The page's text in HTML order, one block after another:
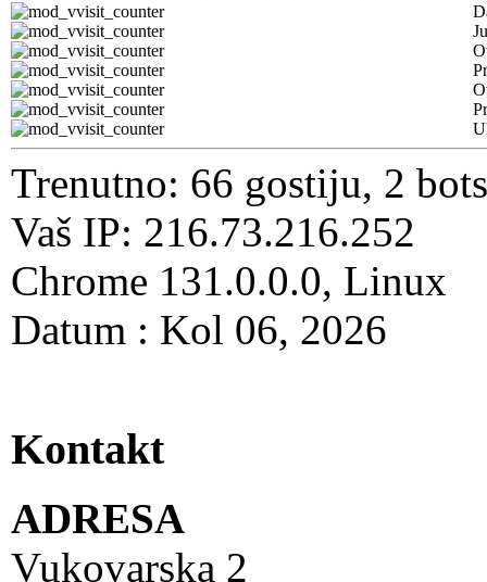
Trenutno: 66 gostiju, 2
Vaš IP: 216.73.216.252
Chrome 131.0.0.0, Linux
Datum : Kol 06, 2026
Kontakt
ADRESA
Vukovarska 2